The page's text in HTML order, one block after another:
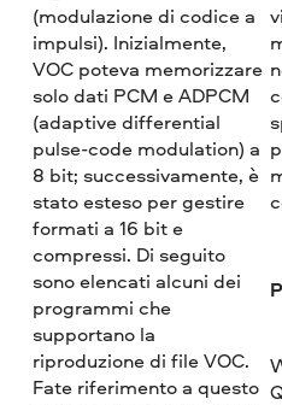
(modulazione di codice a
impulsi). Inizialmente,
VOC poteva memorizzare
solo dati PCM e ADPCM
(adaptive differential
pulse-code modulation) a
8 bit; successivamente, è
stato esteso per gestire
formati a 16 bit e
compressi. Di seguito
sono elencati alcuni dei
programmi che
supportano la
riproduzione di file VOC.
Fate riferimento a questo